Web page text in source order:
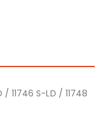
11746 S-LD / 11748